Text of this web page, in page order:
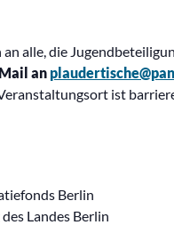
alle, die
an
ist
Berlin
Landes Berlin